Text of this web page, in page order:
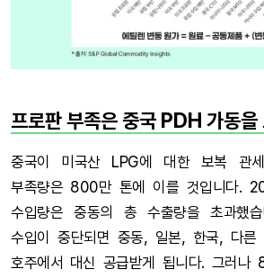
프로판 부족은 중국 PDH 가동을
중국이 미국산 LPG에 대한 보복 관
부족량은 800만 톤에 이를 것입니다.
수입량은 중동의 총 수출량을 초과했
수입이 중단되면 중동, 일본, 한국, 다른
호주에서 대신 공급받게 됩니다. 그러나